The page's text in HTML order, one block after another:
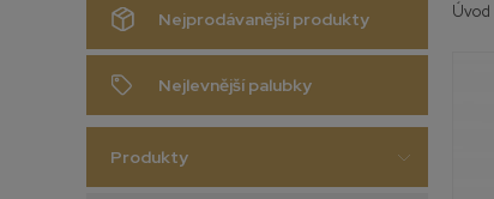
Nejprodávanější produkty
Nejlevnější palubky
Produkty
Úvod